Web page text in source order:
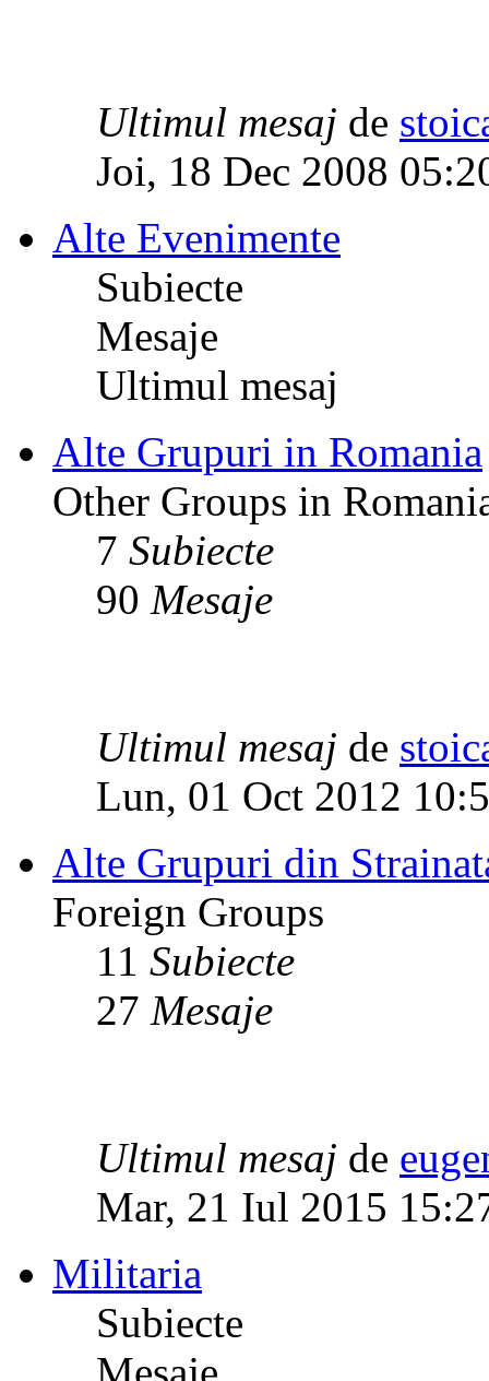
Ultimul mesaj de
Joi, 18 Dec 2008
Alte Evenimente
Subiecte
Mesaje
Ultimul mesaj
Alte Grupuri in Romania
Other Groups in
7 Subiecte
90 Mesaje
Ultimul mesaj de
Lun, 01 Oct 2012
Alte Grupuri din
Foreign Groups
11 Subiecte
27 Mesaje
Ultimul mesaj de
Mar, 21 Iul 2015
Militaria
Subiecte